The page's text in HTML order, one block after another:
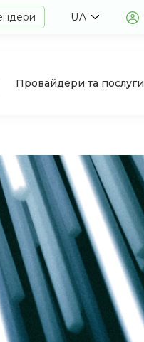
UA
Провайдери та послуги